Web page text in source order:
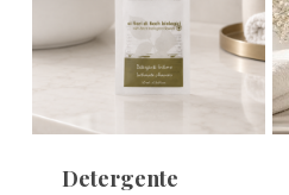
Detergente